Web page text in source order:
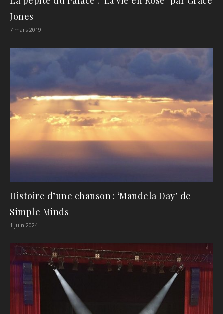
Jones
7 mars 2019
Histoire d’une chanson : ‘Mandela Day’ de
Simple Minds
1 juin 2024